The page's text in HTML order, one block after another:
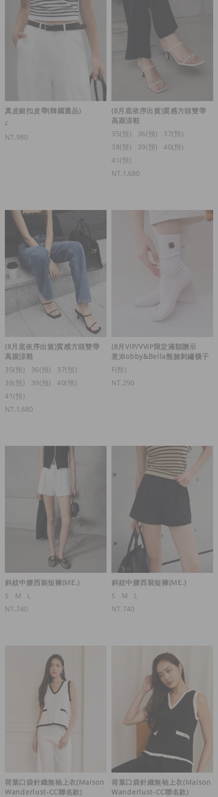
真皮銀扣皮帶(韓國選品)
F
NT.980
(8月底依序出貨)質感方頭雙帶
高跟涼鞋
35(預)
36(預)
37(預)
38(預)
39(預)
40(預)
41(預)
NT.1,680
(8月底依序出貨)質感方頭雙帶
高跟涼鞋
35(預)
36(預)
37(預)
38(預)
39(預)
40(預)
41(預)
NT.1,680
(8月VIP/VVIP限定滿額贈示
意)Bobby&Bella熊臉刺繡襪子
F(預)
NT.290
斜紋中腰西裝短褲(ME.)
S
M
L
NT.740
斜紋中腰西裝短褲(ME.)
S
M
L
NT.740
荷葉口袋針織無袖上衣(Maison
Wanderlust-CC聯名款)
荷葉口袋針織無袖上衣(Maison
Wanderlust-CC聯名款)